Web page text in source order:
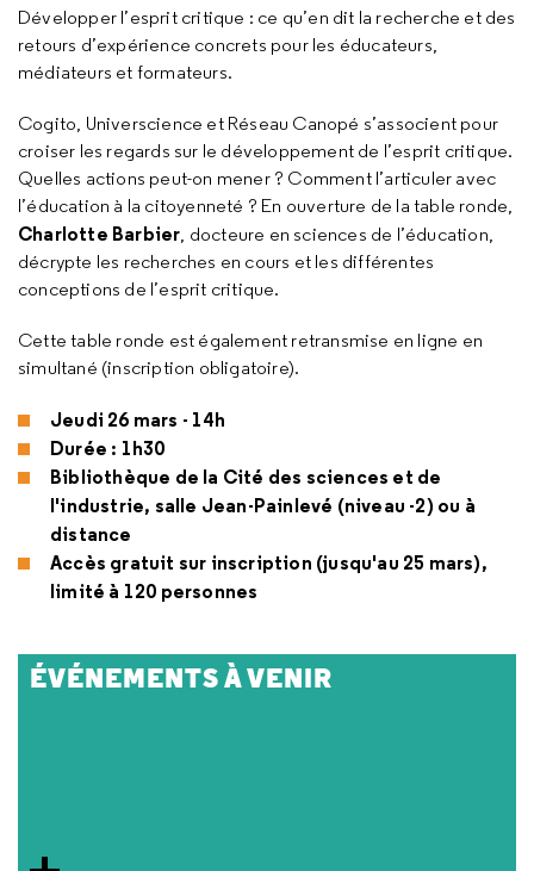
Développer l’esprit critique : ce qu’en dit la recherche et des
retours d’expérience concrets pour les éducateurs,
médiateurs et formateurs.
Cogito, Universcience et Réseau Canopé s’associent pour
croiser les regards sur le développement de l’esprit critique.
Quelles actions peut-on mener ? Comment l’articuler avec
l’éducation à la citoyenneté ? En ouverture de la table ronde,
Charlotte Barbier, docteure en sciences de l’éducation,
décrypte les recherches en cours et les différentes
conceptions de l’esprit critique.
Cette table ronde est également retransmise en ligne en
simultané (inscription obligatoire).
Jeudi 26 mars - 14h
Durée : 1h30
Bibliothèque de la Cité des sciences et de
l'industrie, salle Jean-Painlevé (niveau -2) ou à
distance
Accès gratuit sur inscription (jusqu'au 25 mars),
limité à 120 personnes
ÉVÉNEMENTS À VENIR